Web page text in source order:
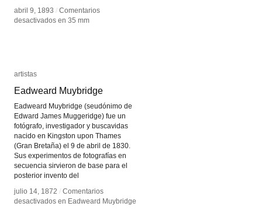
abril 9, 1893 / Comentarios
desactivados en 35 mm
abril 9, 1893 / Comentarios
desactivados en 35 mm
artistas
Eadweard Muybridge
Eadweard Muybridge (seudónimo de
Edward James Muggeridge) fue un
fotógrafo, investigador y buscavidas
nacido en Kingston upon Thames
(Gran Bretaña) el 9 de abril de 1830.
Sus experimentos de fotografías en
secuencia sirvieron de base para el
posterior invento del
julio 14, 1872 / Comentarios
desactivados en Eadweard Muybridge
artistas
Eadweard Muybridge
julio 14, 1872 / Comentarios
desactivados en Eadweard Muybridge